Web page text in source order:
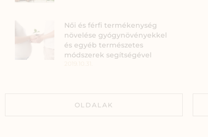
Női és férfi termékenység
növelése gyógynövényekkel
és egyéb természetes
módszerek segítségével
OLDALAK